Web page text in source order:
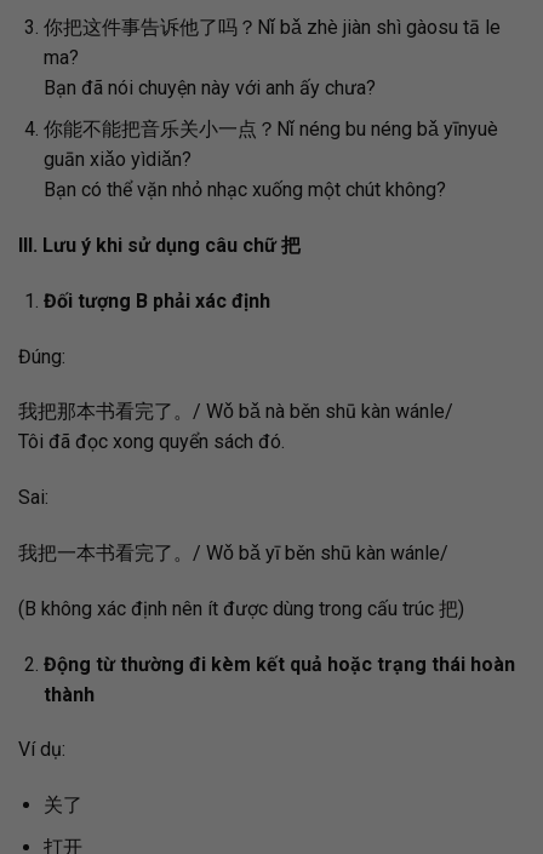
你把这件事告诉他了吗？Nǐ bǎ zhè jiàn shì gàosu tā le
ma?
Bạn đã nói chuyện này với anh ấy chưa?
你能不能把音乐关小一点？Nǐ néng bu néng bǎ yīnyuè
guān xiǎo yìdiǎn?
Bạn có thể vặn nhỏ nhạc xuống một chút không?
III. Lưu ý khi sử dụng câu chữ把
Đối tượng B phải xác định
Đúng:
我把那本书看完了。/ Wǒ bǎ nà běn shū kàn wánle/
Tôi đã đọc xong quyển sách đó.
Sai:
我把一本书看完了。/ Wǒ bǎ yī běn shū kàn wánle/
(B không xác định nên ít được dùng trong cấu trúc 把)
Động từ thường đi kèm kết quả hoặc trạng thái hoàn
thành
Ví dụ:
关了
打开